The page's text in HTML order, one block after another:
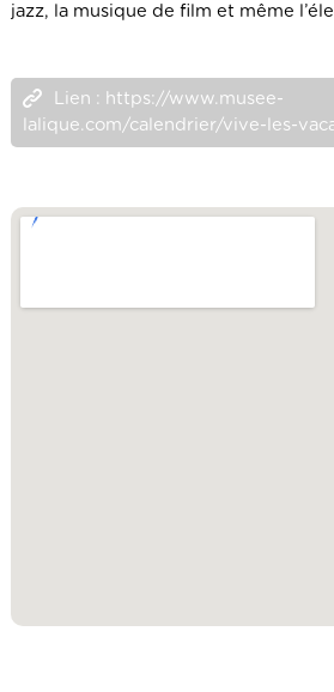
jazz, la musique de film et même
Lien : https://www.musee-
lalique.com/calendrier/vive-les-